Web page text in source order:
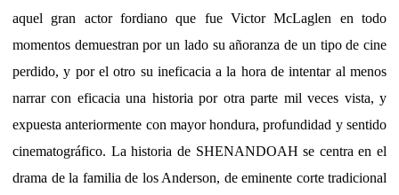
aquel gran actor fordiano que fue Victor McLaglen en todo
momentos demuestran por un lado su añoranza de un tipo de cine
perdido, y por el otro su ineficacia a la hora de intentar al menos
narrar con eficacia una historia por otra parte mil veces vista, y
expuesta anteriormente con mayor hondura, profundidad y sentido
cinematográfico. La historia de SHENANDOAH se centra en el
drama de la familia de los Anderson, de eminente corte tradicional